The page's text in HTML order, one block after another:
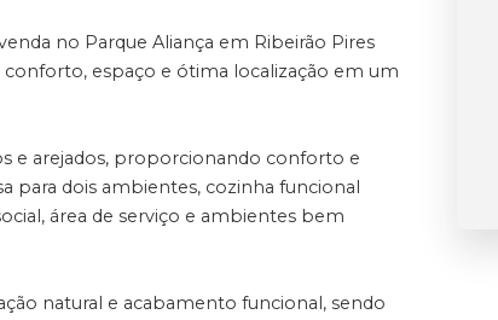
no Parque Aliança em Ribeirão Pires
conforto, espaço e ótima localização em um
e arejados, proporcionando conforto e
para dois ambientes, cozinha funcional
área de serviço e ambientes bem
natural e acabamento funcional, sendo